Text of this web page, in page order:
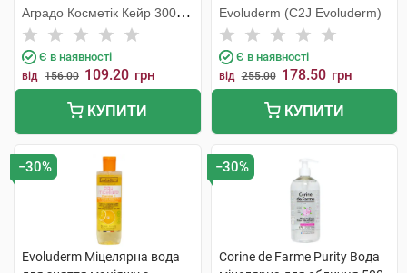
Аградо Косметік Кейр 3000
С.Л.У.
Є в наявності
від 156.00 109.20 грн
КУПИТИ
обличчя 250 мл 1 флакон
Evoluderm (C2J Evoluderm)
Є в наявності
від 255.00 178.50 грн
КУПИТИ
−30%
Evoluderm Міцелярна вода
−30%
Corine de Farme Purity Вода